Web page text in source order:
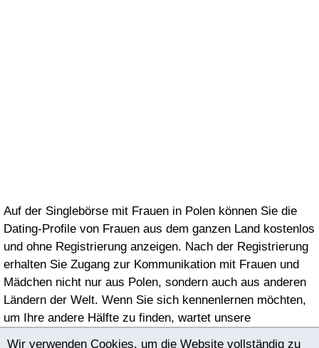
Auf der Singlebörse mit Frauen in Polen können Sie die
Dating-Profile von Frauen aus dem ganzen Land kostenlos
und ohne Registrierung anzeigen. Nach der Registrierung
erhalten Sie Zugang zur Kommunikation mit Frauen und
Mädchen nicht nur aus Polen, sondern auch aus anderen
Ländern der Welt. Wenn Sie sich kennenlernen möchten,
um Ihre andere Hälfte zu finden, wartet unsere
Wir verwenden Cookies, um die Website vollständig zu